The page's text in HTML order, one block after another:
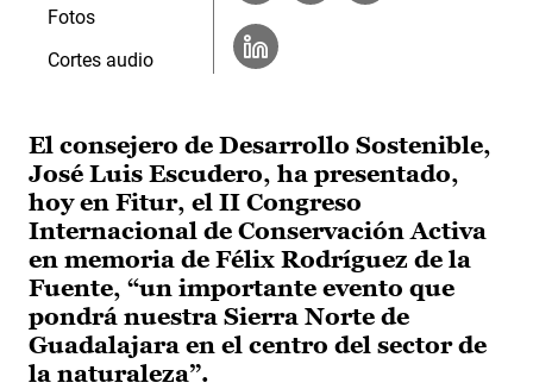
El consejero de Desarrollo Sostenible,
José Luis Escudero, ha presentado,
hoy en Fitur, el II Congreso
Internacional de Conservación Activa
en memoria de Félix Rodríguez de la
Fuente, “un importante evento que
pondrá nuestra Sierra Norte de
Guadalajara en el centro del sector de
la naturaleza”.
Fotos
Cortes audio